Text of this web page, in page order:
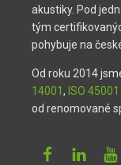
akustiky. Pod
tým
pohybuje na
Od roku 2014
14001 , ISO 45001
od renomované